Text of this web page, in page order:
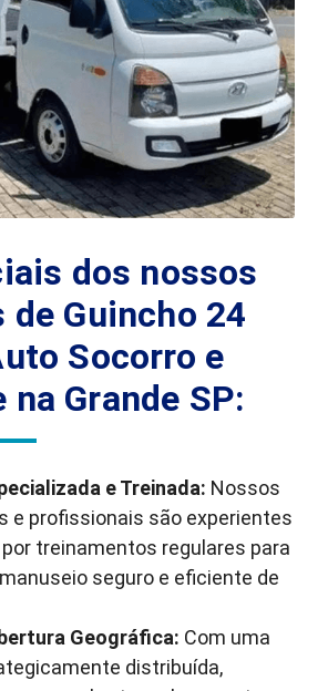
dos nossos
de Guincho 24
Socorro e
na Grande SP:
e Treinada: Nossos
e profissionais são experientes
treinamentos regulares para
seguro e eficiente de
Geográfica: Com uma
distribuída,